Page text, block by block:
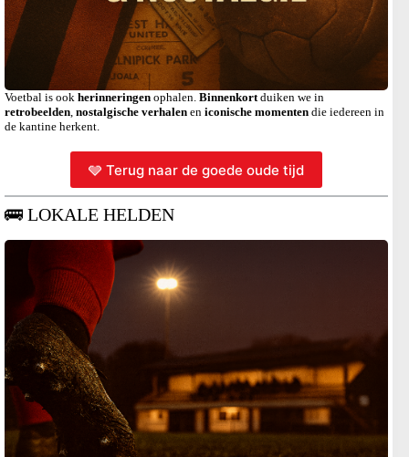
Voetbal is ook herinneringen ophalen. Binnenkort duiken we in
retrobeelden nostalgische verhalen en iconische momenten die iedereen in
de kantine herkent.
🩶 Terug naar de goede oude tijd
🚌 LOKALE HELDEN